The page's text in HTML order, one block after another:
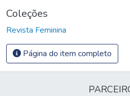
Coleções
Revista Feminina
Página do item completo